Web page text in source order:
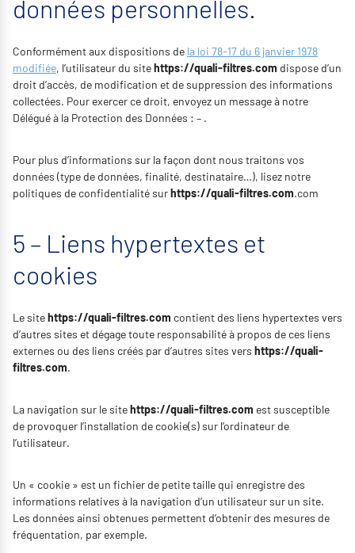
données personnelles.
Conformément aux dispositions de la loi 78-17 du 6 janvier 1978
modifiée, l’utilisateur du sitehttps://quali-filtres.com dispose d’un
droit d’accès, de modification et de suppression des informations
collectées. Pour exercer ce droit, envoyez un message à notre
Délégué à la Protection des Données : – .
Pour plus d’informations sur la façon dont nous traitons vos
données (type de données, finalité, destinataire…), lisez notre
politiques de confidentialité surhttps://quali-filtres.com.com
5 – Liens hypertextes et
cookies
Le sitehttps://quali-filtres.com contient des liens hypertextes vers
d’autres sites et dégage toute responsabilité à propos de ces liens
externes ou des liens créés par d’autres sites vers https://quali-
filtres.com.
La navigation sur le sitehttps://quali-filtres.com est susceptible
de provoquer l’installation de cookie(s) sur l’ordinateur de
l’utilisateur.
Un « cookie » est un fichier de petite taille qui enregistre des
informations relatives à la navigation d’un utilisateur sur un site.
Les données ainsi obtenues permettent d’obtenir des mesures de
fréquentation, par exemple.